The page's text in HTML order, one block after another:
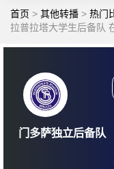
首页 > 其他转播 > 热门
拉普拉塔大学生后备队